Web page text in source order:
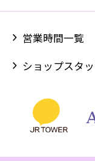
機種購入代金は
イント付与対象と
営業時間一覧
ショップスタ